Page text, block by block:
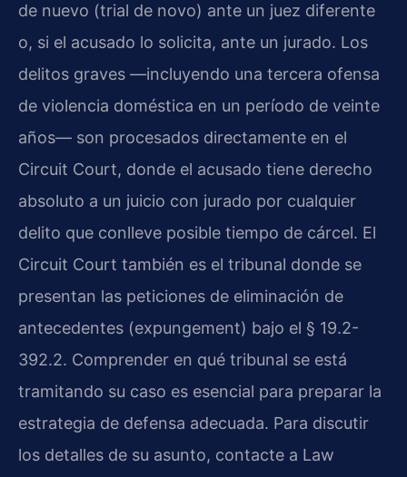
de nuevo (trial de novo) ante un juez diferente
o, si el acusado lo solicita, ante un jurado. Los
delitos graves —incluyendo una tercera ofensa
de violencia doméstica en un período de veinte
años— son procesados directamente en el
Circuit Court, donde el acusado tiene derecho
absoluto a un juicio con jurado por cualquier
delito que conlleve posible tiempo de cárcel. El
Circuit Court también es el tribunal donde se
presentan las peticiones de eliminación de
antecedentes (expungement) bajo el § 19.2-
392.2. Comprender en qué tribunal se está
tramitando su caso es esencial para preparar la
estrategia de defensa adecuada. Para discutir
los detalles de su asunto, contacte a Law